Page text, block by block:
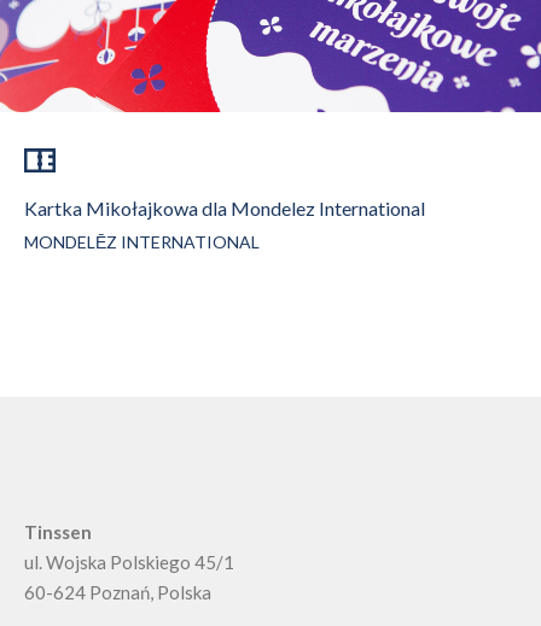
Kartka Mikołajkowa dla Mondelez International
MONDELĒZ INTERNATIONAL
Tinssen
ul. Wojska Polskiego 45/1
60-624 Poznań, Polska